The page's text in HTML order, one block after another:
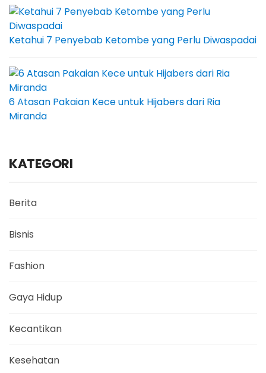
Ketahui 7 Penyebab Ketombe yang Perlu Diwaspadai
6 Atasan Pakaian Kece untuk Hijabers dari Ria
Miranda
KATEGORI
Berita
Bisnis
Fashion
Gaya Hidup
Kecantikan
Kesehatan